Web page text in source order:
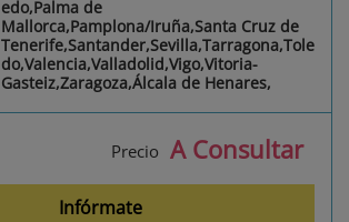
edo,Palma de
Mallorca,Pamplona/Iruña,Santa Cruz de
Tenerife,Santander,Sevilla,Tarragona,Tole
do,Valencia,Valladolid,Vigo,Vitoria-
Gasteiz,Zaragoza,Álcala de Henares,
Precio A Consultar
Infórmate